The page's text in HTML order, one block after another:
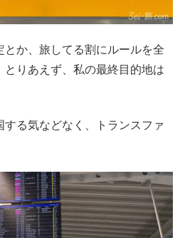
とか、旅してる割にルールを全
りあえず、私の最終目的地は
る気などなく、トランスファ